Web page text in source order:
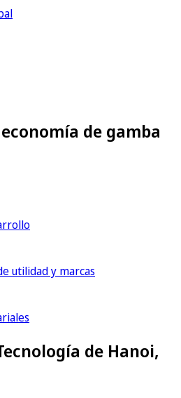
de gamba
utilidad y marcas
de Hanoi,